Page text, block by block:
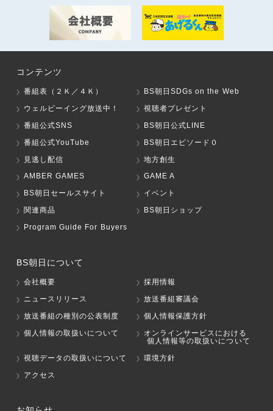
コンテンツ
番組表（２Ｋ／４Ｋ）
BS朝日SDGs on the Web
ウェルビーイング放送中！
視聴者プレゼント
番組公式SNS
BS朝日公式LINE
番組公式YouTube
BS朝日エピソード０
見逃し配信
地方創生
AMBER GAMES
GAME A
BS朝日セールスサイト
イベント
関連商品
BS朝日ショップ
Program Guide For Buyers
BS朝日について
会社概要
採用情報
ニュースリリース
放送番組審議会
放送番組の種別の公表制度
個人情報保護方針
個人情報の取扱いについて
オンラインサービスにおける
個人情報等の取扱いについて
視聴データの取扱いについて
環境方針
アクセス